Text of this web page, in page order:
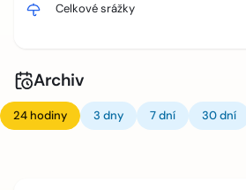
Celkové srážky
Archiv
24 hodiny 3 dny 7 dní 30 dní